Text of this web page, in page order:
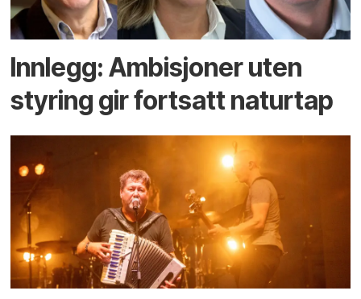
Innlegg: Ambisjoner uten
styring gir fortsatt naturtap